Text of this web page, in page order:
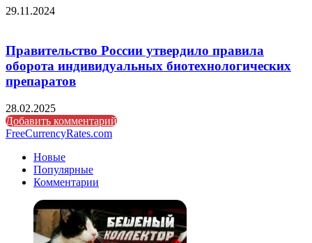
29.11.2024
Правительство России утвердило правила
оборота индивидуальных биотехнологических
препаратов
28.02.2025
Добавить комментарий
FreeCurrencyRates.com
Новые
Популярные
Комментарии